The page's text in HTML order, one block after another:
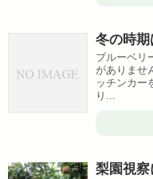
冬の時
ブルーベリ
がありませ
ッチンカー
り...
梨園視察